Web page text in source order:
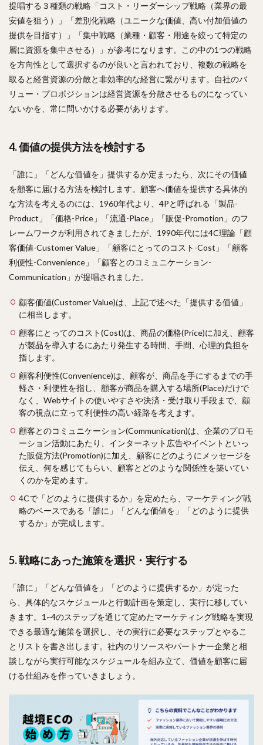
提唱する３種類の戦略「コスト・リーダーシップ戦略（業界の最
安値を狙う）」「差別化戦略（ユニークな価値、高い付加価値の
提供を目指す）」「集中戦略（業種・顧客・用途を絞って特定の
層に資源を集中させる）」が参考になります。この中の1つの戦略
を方向性として選択するのが良いと言われており、複数の戦略を
取ると経営資源の分散と非効率的な経営に繋がります。自社のバ
リュー・プロポジションは経営資源を分散させるものになってい
ないかを、常に問いかける必要があります。
4. 価値の提供方法を検討する
「誰に」「どんな価値を」提供するか定まったら、次にその価値
を顧客に届ける方法を検討します。顧客へ価値を提供する具体的
な方法を考えるのには、1960年代より、4Pと呼ばれる「製品-
Product」「価格-Price」「流通-Place」「販促-Promotion」のフ
レームワークが利用されてきましたが、1990年代には4C理論「顧
客価値-Customer Value」「顧客にとってのコスト-Cost」「顧客
利便性-Convenience」「顧客とのコミュニケーション-
Communication」が提唱されました。
顧客価値(Customer Value)は、上記で述べた「提供する価値」
に相当します。
顧客にとってのコスト(Cost)は、商品の価格(Price)に加え、顧客
が製品を導入するにあたり発生する時間、手間、心理的負担を
指します。
顧客利便性(Convenience)は、顧客が、商品を手にするまでの手
軽さ・利便性を指し、顧客が商品を購入する場所(Place)だけで
なく、Webサイトの使いやすさや決済・受け取り手段まで、顧
客の視点に立って利便性の高い経路を考えます。
顧客とのコミュニケーション(Communication)は、企業のプロモ
ーション活動にあたり、インターネット広告やイベントといっ
た販促方法(Promotion)に加え、顧客にどのようにメッセージを
伝え、何を感じてもらい、顧客とどのような関係性を築いてい
くのかを定めます。
4Cで「どのように提供するか」を定めたら、マーケティング戦
略のベースである「誰に」「どんな価値を」「どのように提供
するか」が完成します。
5. 戦略にあった施策を選択・実行する
「誰に」「どんな価値を」「どのように提供するか」が定った
ら、具体的なスケジュールと行動計画を策定し、実行に移してい
きます。1~4のステップを通じて定めたマーケティング戦略を実現
できる最適な施策を選択し、その実行に必要なステップとやるこ
とリストを書き出します。社内のリソースやパートナー企業と相
談しながら実行可能なスケジュールを組み立て、価値を顧客に届
ける仕組みを作っていきましょう。